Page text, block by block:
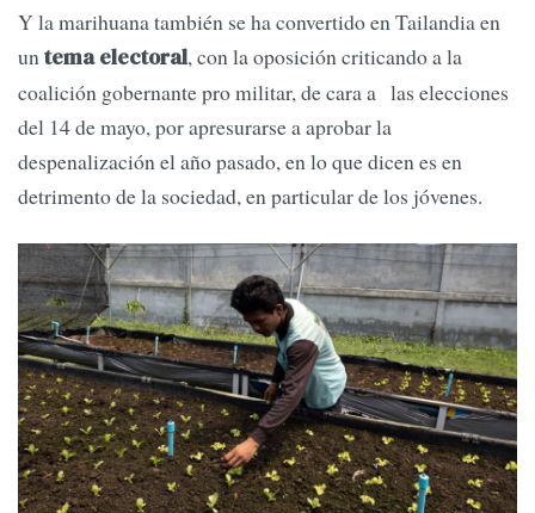
Y la marihuana también se ha convertido en Tailandia en
untema electoral, con la oposición criticando a la
coalición gobernante pro militar, de cara a las elecciones
del 14 de mayo, por apresurarse a aprobar la
despenalización el año pasado, en lo que dicen es en
detrimento de la sociedad, en particular de los jóvenes.